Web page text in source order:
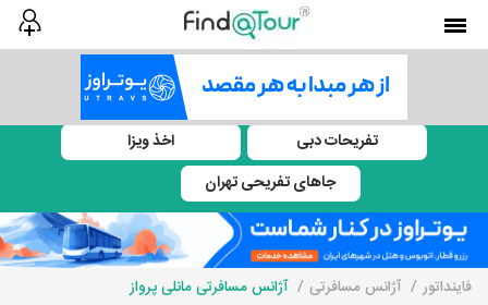
تفریحات دبی
اخذ ویزا
جاهای تفریحی تهران
فاینداتور آژانس مسافرتی آژانس مسافرتی مانلی پرواز